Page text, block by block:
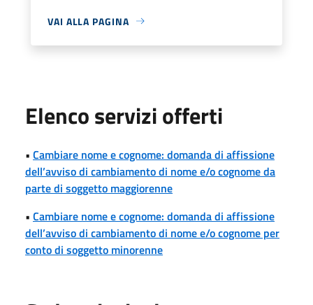
VAI ALLA PAGINA
Elenco servizi offerti
• Cambiare nome e cognome: domanda di affissione
dell’avviso di cambiamento di nome e/o cognome da
parte di soggetto maggiorenne
• Cambiare nome e cognome: domanda di affissione
dell’avviso di cambiamento di nome e/o cognome per
conto di soggetto minorenne